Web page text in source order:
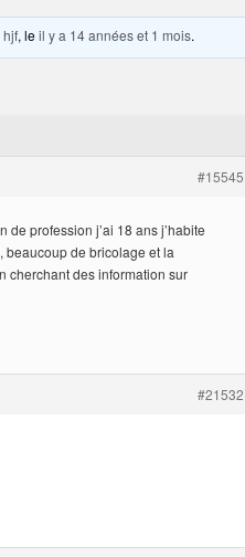
hjf, leil y a 14 années et 1 mois.
#15545
profession j’ai 18 ans j’habite
beaucoup de bricolage et la
cherchant des information sur
#21532